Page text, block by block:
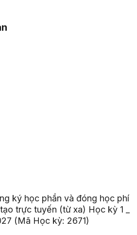
ký học phần và đóng học phí
trực tuyến (từ xa) Học kỳ 1 _
(Mã Học kỳ: 2671)